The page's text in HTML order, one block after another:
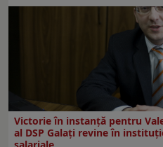
Victorie în instanță pentru
al DSP Galați revine în
salariale